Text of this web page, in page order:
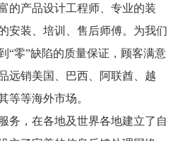
的产品设计工程师、专业的装
安装、培训、售后师傅。为我们
“零”缺陷的质量保证，顾客满意
远销美国、巴西、阿联酋、越
等等海外市场。
，在各地及世界各地建立了自